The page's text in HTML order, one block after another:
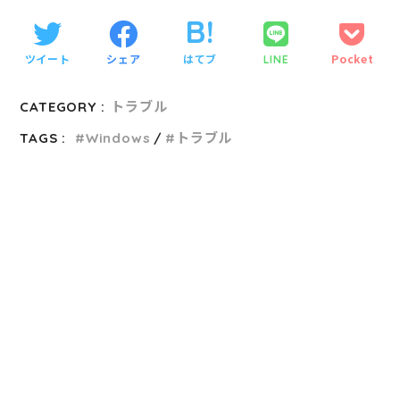
ツイート シェア はてブ LINE Pocket
CATEGORY :
トラブル
TAGS :
Windows トラブル